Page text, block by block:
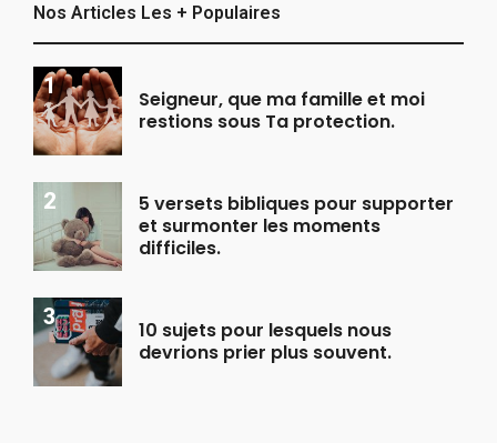
Nos Articles Les + Populaires
Seigneur, que ma famille et moi
restions sous Ta protection.
5 versets bibliques pour supporter
et surmonter les moments
difficiles.
10 sujets pour lesquels nous
devrions prier plus souvent.